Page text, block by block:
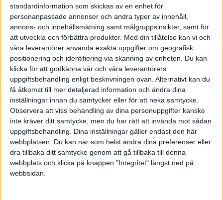
standardinformation som skickas av en enhet för
personanpassade annonser och andra typer av innehåll,
annons- och innehållsmätning samt målgruppsinsikter, samt för
att utveckla och förbättra produkter. Med din tillåtelse kan vi och
våra leverantörer använda exakta uppgifter om geografisk
positionering och identifiering via skanning av enheten. Du kan
klicka för att godkänna vår och våra leverantörers
uppgiftsbehandling enligt beskrivningen ovan. Alternativt kan du
få åtkomst till mer detaljerad information och ändra dina
inställningar innan du samtycker eller för att neka samtycke.
Observera att viss behandling av dina personuppgifter kanske
inte kräver ditt samtycke, men du har rätt att invända mot sådan
uppgiftsbehandling. Dina inställningar gäller endast den här
webbplatsen. Du kan när som helst ändra dina preferenser eller
dra tillbaka ditt samtycke genom att gå tillbaka till denna
webbplats och klicka på knappen "Integritet" längst ned på
webbsidan.
tyvärr vår tendens att trycka undan eller
undvika det som känns jobbigt. Men det är en
strategi som sällan fungerar mer än kortsiktigt.
Det är som att försöka trycka ned en stor
badboll under vattenytan. Ju mer vi trycker
undan bollen, med desto större kraft kommer
bollen (känslan) studsa tillbaka. Tillåt istället
känslan eller tanken att vara där, precis som den
Investigate – undersök! När vi upptäckt vad vi
känner eller tänker, vi har namngett känslan och
accepterat att den finns där så kan vi börja
undersöka känslan närmare. Var barnsligt
nyfiken och öppen på vad du upptäcker hos dig